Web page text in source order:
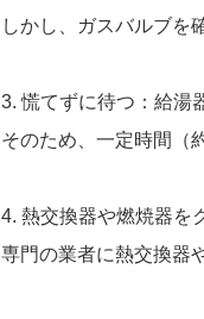
しかし、ガスバルブを
3. 慌てずに待つ：給湯
そのため、一定時間（
4. 熱交換器や燃焼器を
専門の業者に熱交換器